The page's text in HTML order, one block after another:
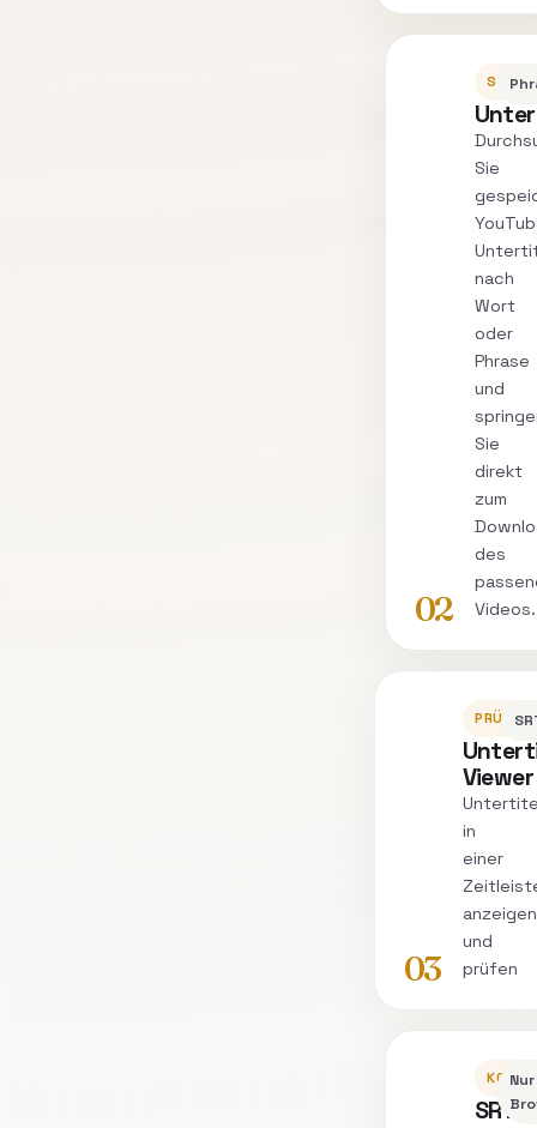
02
SUCHE
Sie
nach
Wort
oder
Phrase
und
Sie
direkt
zum
des
Videos.
03
PRÜFEN
Viewer
in
einer
anzeigen
und
prüfen
SRT